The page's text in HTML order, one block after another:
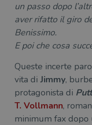
un passo dopo
aver rifatto il giro
Benissimo.
E poi che cosa
Queste incerte
vita di Jimmy,
protagonista di
T. Vollmann,
minimum fax dopo